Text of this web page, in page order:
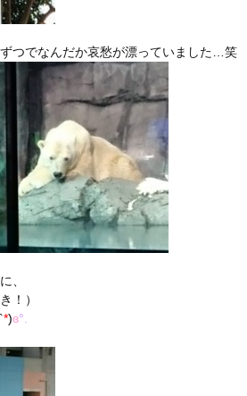
つでなんだか哀愁が漂っていました…笑
、
！）
*)ɞ°.